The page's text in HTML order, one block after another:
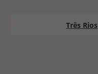
Três Rios